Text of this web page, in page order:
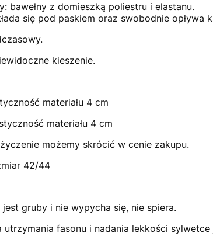
bawełny z domieszką poliestru i elastanu.
się pod paskiem oraz swobodnie opływa
kieszenie.
materiału 4 cm
materiału 4 cm
możemy skrócić w cenie zakupu.
42/44
gruby i nie wypycha się, nie spiera.
utrzymania fasonu i nadania lekkości